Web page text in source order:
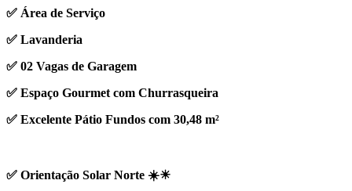
✅ Área de Serviço
✅ Lavanderia
✅ 02 Vagas de Garagem
✅ Espaço Gourmet com Churrasqueira
✅ Excelente Pátio Fundos com 30,48 m²
✅ Orientação Solar Norte ☀️☀